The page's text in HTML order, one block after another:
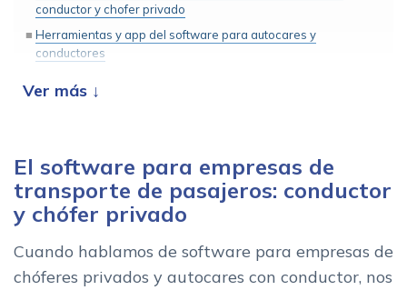
conductor y chofer privado
Herramientas y app del software para autocares y
conductores
chofer privados y autocares
Encuentra el mejor software para gestionar tu flota de
autocares y coches con chofer
El software para empresas de
transporte de pasajeros: conductor
y chófer privado
Cuando hablamos de software para empresas de
chóferes privados y autocares con conductor, nos